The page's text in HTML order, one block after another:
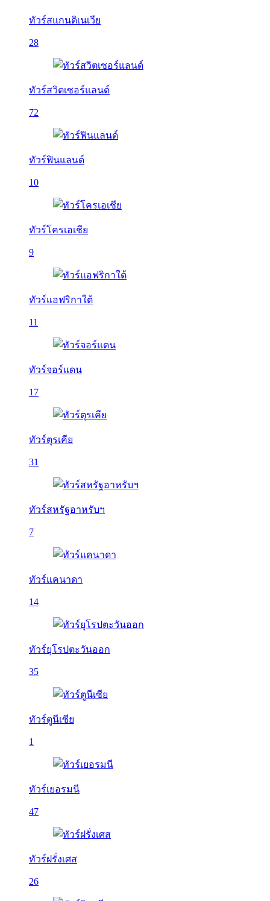
ทัวร์สแกนดิเนเวีย
28
ทัวร์สวิตเซอร์แลนด์
72
ทัวร์ฟินแลนด์
10
ทัวร์โครเอเชีย
9
ทัวร์แอฟริกาใต้
11
ทัวร์จอร์แดน
17
ทัวร์ตุรเคีย
31
ทัวร์สหรัฐอาหรับฯ
7
ทัวร์แคนาดา
14
ทัวร์ยุโรปตะวันออก
35
ทัวร์ตูนีเซีย
1
ทัวร์เยอรมนี
47
ทัวร์ฝรั่งเศส
26